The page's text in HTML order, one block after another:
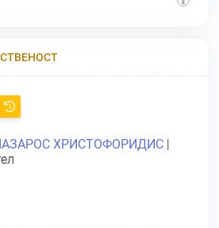
ХРИСТОФОРИДИС